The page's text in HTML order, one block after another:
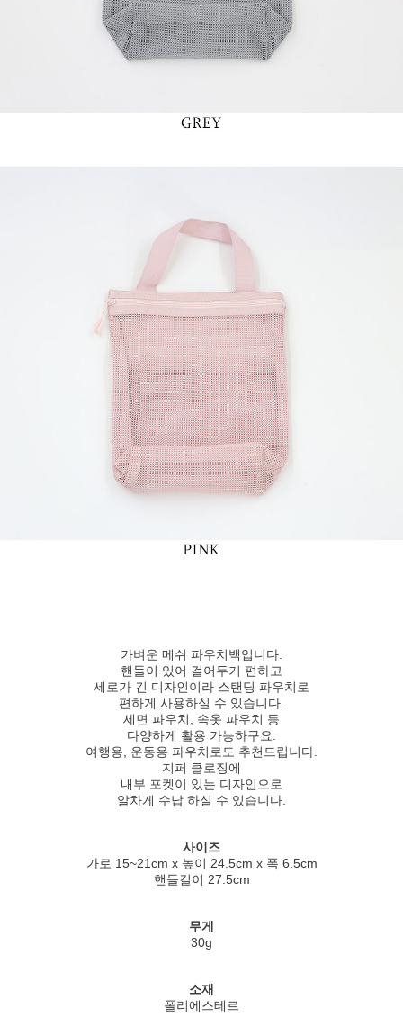
가벼운 메쉬 파우치백입니다.
핸들이 있어 걸어두기 편하고
세로가 긴 디자인이라 스탠딩 파우치로
편하게 사용하실 수 있습니다.
세면 파우치, 속옷 파우치 등
다양하게 활용 가능하구요.
여행용, 운동용 파우치로도 추천드립니다.
지퍼 클로징에
내부 포켓이 있는 디자인으로
알차게 수납 하실 수 있습니다.
사이즈
가로 15~21cm x 높이 24.5cm x 폭 6.5cm
핸들길이 27.5cm
무게
30g
소재
폴리에스테르